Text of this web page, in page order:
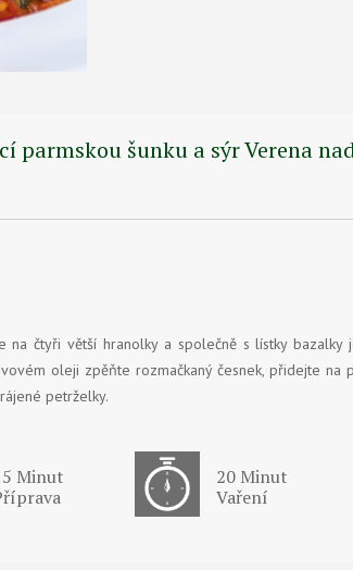
šunku a sýr Verena
čtyři větší hranolky a společně s lístky
oleji zpěňte rozmačkaný česnek, přidejte na
petrželky.
Minut
20 Minut
Vaření